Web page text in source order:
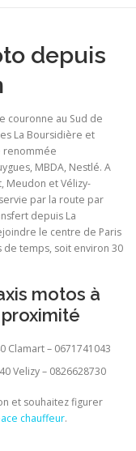
depuis
couronne au Sud de
La Boursidière et
renommée
MBDA, Nestlé. A
Meudon et Vélizy-
par la route par
depuis La
le centre de Paris
temps, soit environ 30
motos à
Clamart – 0671741043
Velizy – 0826628730
et souhaitez figurer
chauffeur.